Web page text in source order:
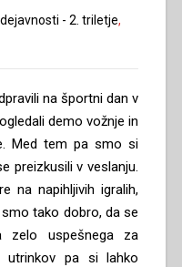
- 2. triletje,
na športni dan v
demo vožnje in
Med tem pa smo si
preizkusili v veslanju.
na napihljivih igralih,
tako dobro, da se
zelo uspešnega za
utrinkov pa si lahko